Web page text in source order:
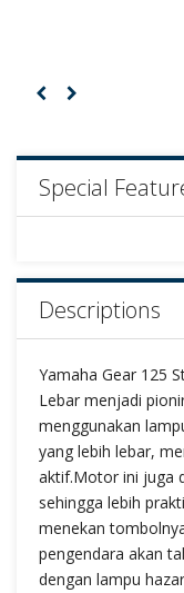
Special
Descriptions
Yamaha Gear 125
Lebar menjadi
menggunakan
yang lebih lebar,
aktif.Motor ini juga
sehingga lebih
menekan
pengendara akan
dengan lampu